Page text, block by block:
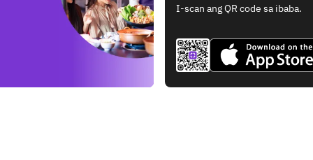
I-scan ang QR code sa ibaba.